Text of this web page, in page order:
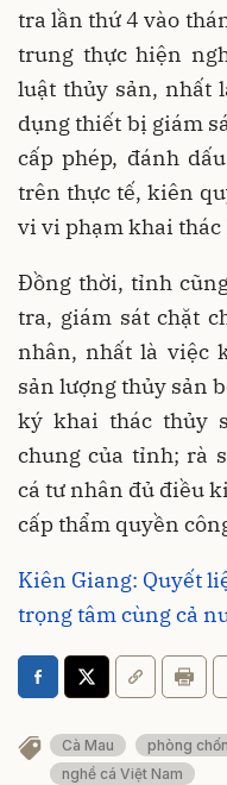
tra lần thứ 4 vào
trung thực hiện
luật thủy sản, nhất
dụng thiết bị giám
cấp phép, đánh
trên thực tế, kiên
vi vi phạm khai thác
Đồng thời, tỉnh
tra, giám sát chặt
nhân, nhất là việc
sản lượng thủy sản
ký khai thác thủy
chung của tỉnh; rà
cá tư nhân đủ điều
cấp thẩm quyền
Kiên Giang: Quyết
trọng tâm cùng cả
Cà Mau phòng
nghề cá Việt Nam